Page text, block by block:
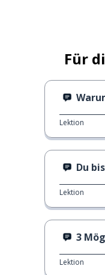
Für
Lektion
Du
Lektion
3
Lektion